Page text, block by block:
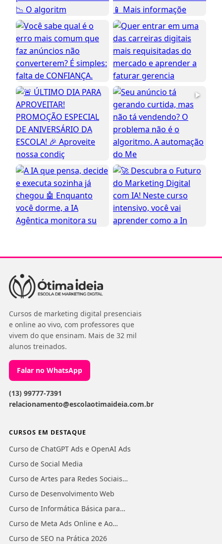
Cursos de marketing digital presenciais
e online ao vivo, com professores que
vivem do que ensinam. Mais de 32 mil
alunos treinados.
Falar no WhatsApp
(13) 99777-7391
relacionamento@escolaotimaideia.com.br
CURSOS EM DESTAQUE
Curso de ChatGPT Ads e OpenAI Ads
Curso de Social Media
Curso de Artes para Redes Sociais…
Curso de Desenvolvimento Web
Curso de Informática Básica para…
Curso de Meta Ads Online e Ao…
Curso de SEO na Prática 2026